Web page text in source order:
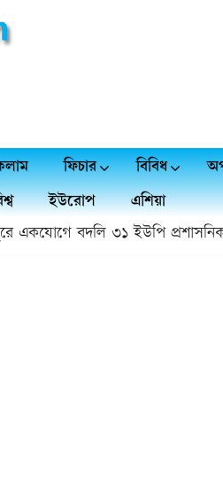
ফিচার বিবিধ
ইউরোপ
এশিয়া
বদলি ৩১ ইউপি প্রশাসনিক